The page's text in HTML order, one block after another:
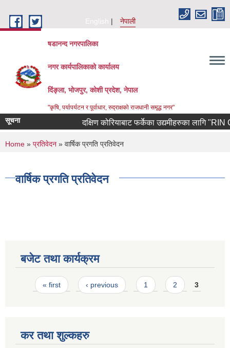
English
नेपाली
षडानन्द नगरपालिका
नगर कार्यपालिकाको कार्यालय
दिंङ्ला, भोजपुर, कोशी प्रदेश, नेपाल
"कृषि, पर्यापर्यटन र पूर्वाधार, रुद्राक्षको राजधानी समृद्ध नगर"
सूचना दक्षिण कोरियाबाट फर्केका उद्यमीहरुका लागि "RIN
You are here
Home » प्रतिवेदन » वार्षिक प्रगति प्रतिवेदन
वार्षिक प्रगति प्रतिवेदन
बजेट तथा कार्यक्रम
Pages
« first ‹ previous 1 2 3
कर तथा शुल्कहरु